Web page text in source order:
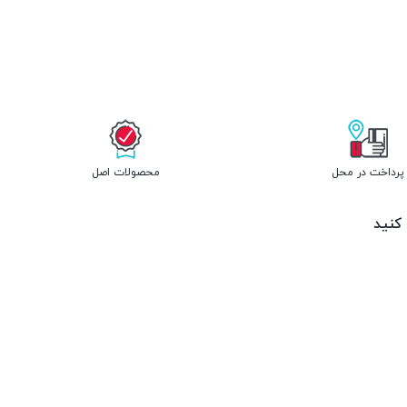
پرداخت در محل محصولات اصل
کنید